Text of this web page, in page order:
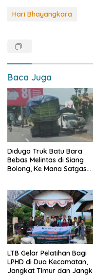
e
o
k
at
p
p
p
n
Hari Bhayangkara
Baca Juga
Diduga Truk Batu Bara
Bebas Melintas di Siang
Bolong, Ke Mana Satgas
LTB Gelar Pelatihan Bagi
LPHD di Dua Kecamatan,
Jangkat Timur dan